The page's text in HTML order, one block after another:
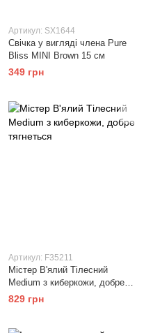
Артикул: SX1644
Свічка у вигляді члена Pure
Bliss MINI Brown 15 см
349 грн
Артикул: F35211
Містер В'ялий Тілесний
Medium з киберкожи, добре
тягнеться
829 грн